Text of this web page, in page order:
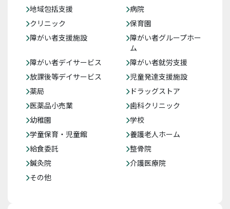
地域包括支援
病院
クリニック
保育園
障がい者支援施設
障がい者グループホー
ム
障がい者デイサービス
障がい者就労支援
放課後等デイサービス
児童発達支援施設
薬局
ドラッグストア
医薬品小売業
歯科クリニック
幼稚園
学校
学童保育・児童館
養護老人ホーム
給食委託
整骨院
鍼灸院
介護医療院
その他